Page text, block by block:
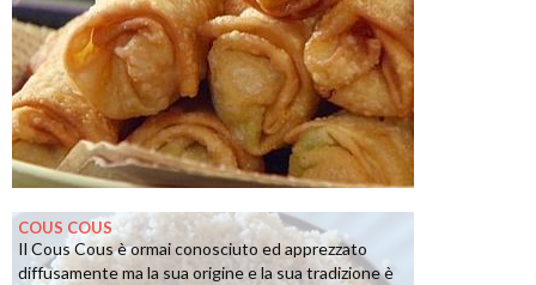
COUS COUS
Il Cous Cous è ormai conosciuto ed apprezzato
diffusamente ma la sua origine e la sua tradizione è